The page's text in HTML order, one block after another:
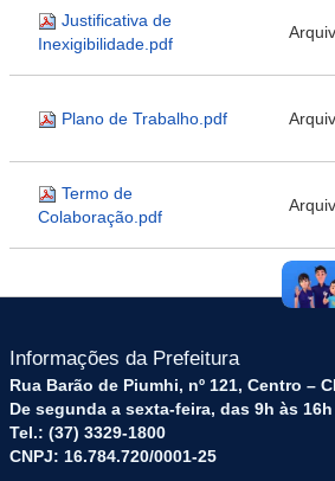
Justificativa de
Inexigibilidade.pdf
Plano de Trabalho.pdf
Termo de
Colaboração.pdf
Informações da Prefeitura
Rua Barão de Piumhi, nº 121, Centro –
De segunda a sexta-feira, das 9h às 16h
Tel.: (37) 3329-1800
CNPJ: 16.784.720/0001-25